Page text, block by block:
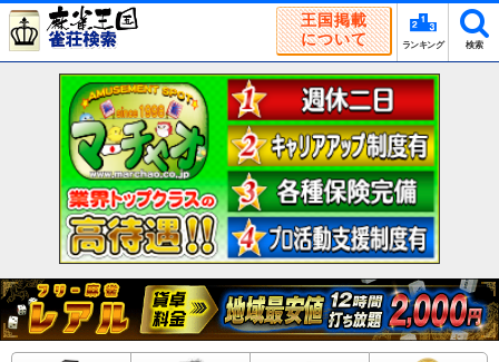
王国掲載
について
ランキング 検索